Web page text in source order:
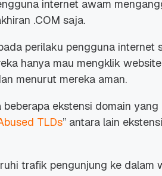
internet awam
.COM saja.
perilaku pengguna internet
hanya mau mengklik
menurut mereka aman.
ekstensi domain yang
TLDs” antara lain ekstensi
trafik pengunjung ke dalam